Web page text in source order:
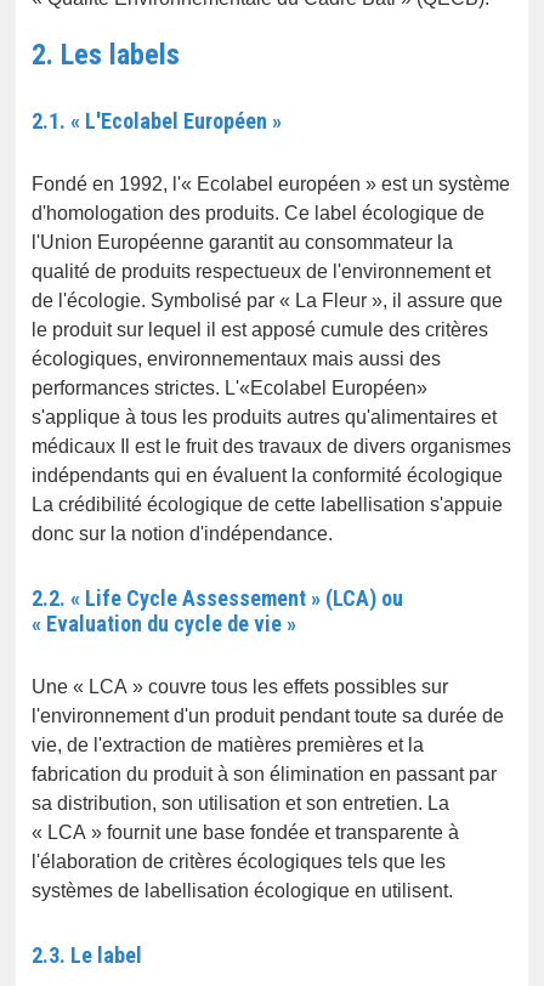
2. Les labels
2.1. « L'Ecolabel Européen »
Fondé en 1992, l'« Ecolabel européen » est un système
d'homologation des produits. Ce label écologique de
l'Union Européenne garantit au consommateur la
qualité de produits respectueux de l'environnement et
de l'écologie. Symbolisé par « La Fleur », il assure que
le produit sur lequel il est apposé cumule des critères
écologiques, environnementaux mais aussi des
performances strictes. L'«Ecolabel Européen»
s'applique à tous les produits autres qu'alimentaires et
médicaux Il est le fruit des travaux de divers organismes
indépendants qui en évaluent la conformité écologique
La crédibilité écologique de cette labellisation s'appuie
donc sur la notion d'indépendance.
2.2. « Life Cycle Assessement » (LCA) ou
« Evaluation du cycle de vie »
Une « LCA » couvre tous les effets possibles sur
l'environnement d'un produit pendant toute sa durée de
vie, de l'extraction de matières premières et la
fabrication du produit à son élimination en passant par
sa distribution, son utilisation et son entretien. La
« LCA » fournit une base fondée et transparente à
l'élaboration de critères écologiques tels que les
systèmes de labellisation écologique en utilisent.
2.3. Le label